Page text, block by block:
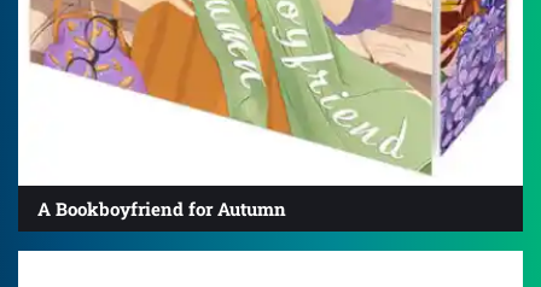
A Bookboyfriend for Autumn